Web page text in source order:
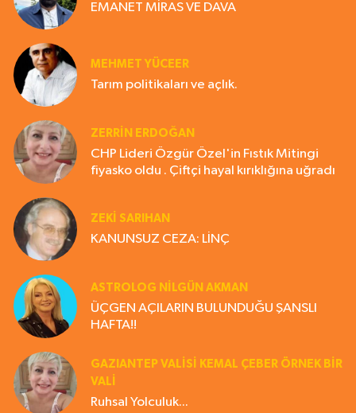
EMANET MİRAS VE DAVA
MEHMET YÜCEER
Tarım politikaları ve açlık.
ZERRIN ERDOĞAN
CHP Lideri Özgür Özel'in Fıstık Mitingi
fiyasko oldu . Çiftçi hayal kırıklığına uğradı
ZEKI SARIHAN
KANUNSUZ CEZA: LİNÇ
ASTROLOG NILGÜN AKMAN
ÜÇGEN AÇILARIN BULUNDUĞU ŞANSLI
HAFTA!!
GAZIANTEP VALISI KEMAL ÇEBER ÖRNEK BİR
VALİ
Ruhsal Yolculuk...